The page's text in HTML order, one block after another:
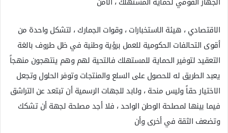
الاقتصادي ، هيئة الاستخبارات ، وقوات الجمارك ، لتشكل واحدة من
أقوى التحالفات الحكومية للعمل برؤية وطنية في ظل طروف بالغة
التعقيد لتوفير الحماية للمستهلك فالتحية لهم وهم ينتهجون منهجاً
يعبد الطريق له للحصول على السلع والمنتجات وتوفر الحلول وتجعل
الاختيار حقاً وليس منحة ، ولابد للجهات الرسمية أن تبتعد عن التراشق
فيما بينها لمصلحة الوطن الواحد ، فلا أجد مصلحة لجهة أن تشكك
وتضعف الثقة في أخرى وأن